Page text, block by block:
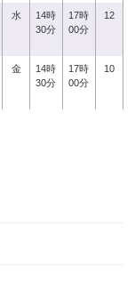
水
14時
30分
17時
00分
12
金
14時
30分
17時
00分
10